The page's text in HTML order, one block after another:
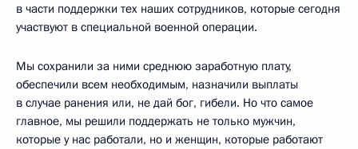
в части поддержки тех наших сотрудников, которые сегодня
участвуют в специальной военной операции.
Мы сохранили за ними среднюю заработную плату,
обеспечили всем необходимым, назначили выплаты
в случае ранения или, не дай бог, гибели. Но что самое
главное, мы решили поддержать не только мужчин,
которые у нас работали, но и женщин, которые работают